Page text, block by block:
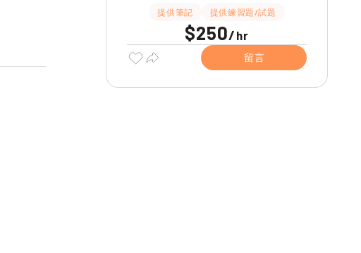
提供筆記
提供練習題/試題
$250/ hr
留言